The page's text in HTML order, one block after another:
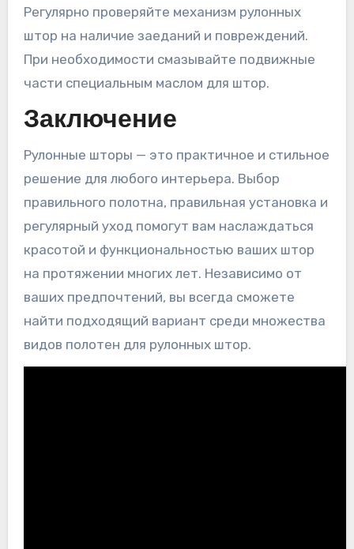
Регулярно проверяйте механизм рулонных
штор на наличие заеданий и повреждений.
При необходимости смазывайте подвижные
части специальным маслом для штор.
Заключение
Рулонные шторы — это практичное и стильное
решение для любого интерьера. Выбор
правильного полотна, правильная установка и
регулярный уход помогут вам наслаждаться
красотой и функциональностью ваших штор
на протяжении многих лет. Независимо от
ваших предпочтений, вы всегда сможете
найти подходящий вариант среди множества
видов полотен для рулонных штор.